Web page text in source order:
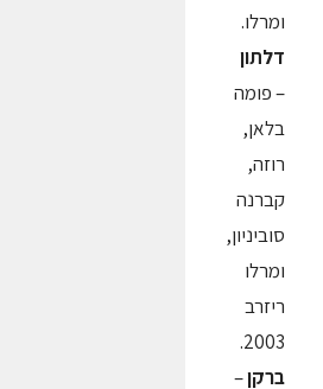
ומרלו.
דלתון
– פומה
בלאן,
רוזה,
קברנה
סוביניון,
ומרלו
ריזרב
2003.
ברקן–